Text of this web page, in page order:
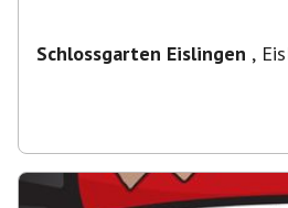
Schlossgarten Eislingen ,